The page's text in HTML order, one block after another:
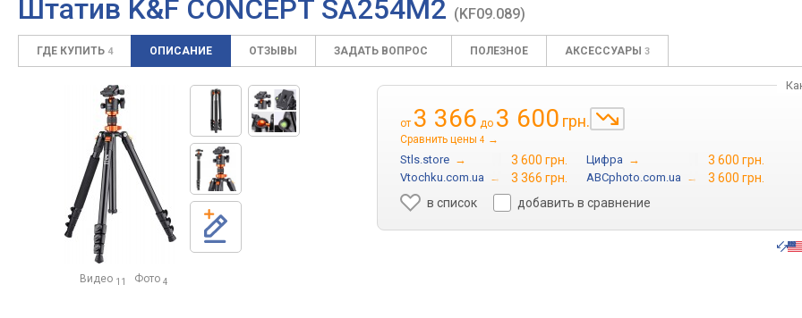
Штатив K&F CONCEPT SA254M2 (KF09.089)
ГДЕ КУПИТЬ 4 ОПИСАНИЕ ОТЗЫВЫ ЗАДАТЬ ВОПРОС ПОЛЕЗНОЕ АКСЕССУАРЫ 3
Видео 11 Фото 4
от 3 366 до 3 600 грн.
Сравнить цены 4 →
Stls.store → 3 600 грн. Цифра → 3 600 грн.
Vtochku.com.ua → 3 366 грн. ABCphoto.com.ua →
3 600 грн.
в список
добавить в сравнение